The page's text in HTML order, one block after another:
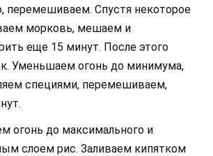
Спустя некоторое
морковь, мешаем и
еще 15 минут. После этого
Уменьшаем огонь до минимума,
специями, перемешиваем,
огонь до максимального и
слоем рис. Заливаем кипятком